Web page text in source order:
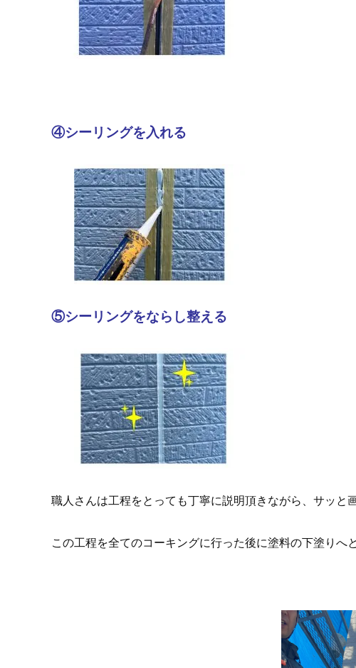
④シーリングを入れる
⑤シーリングをならし整える
職人さんは工程をとっても丁寧に説明頂きながら、サッと
この工程を全てのコーキングに行った後に塗料の下塗りへ